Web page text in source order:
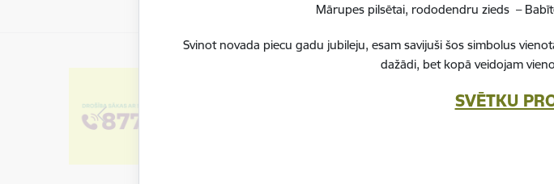
Mārupes pilsētai, rododendru zieds –
Svinot novada piecu gadu jubileju, esam savijuši šos simbolus
dažādi, bet kopā veidojam
SVĒTKU